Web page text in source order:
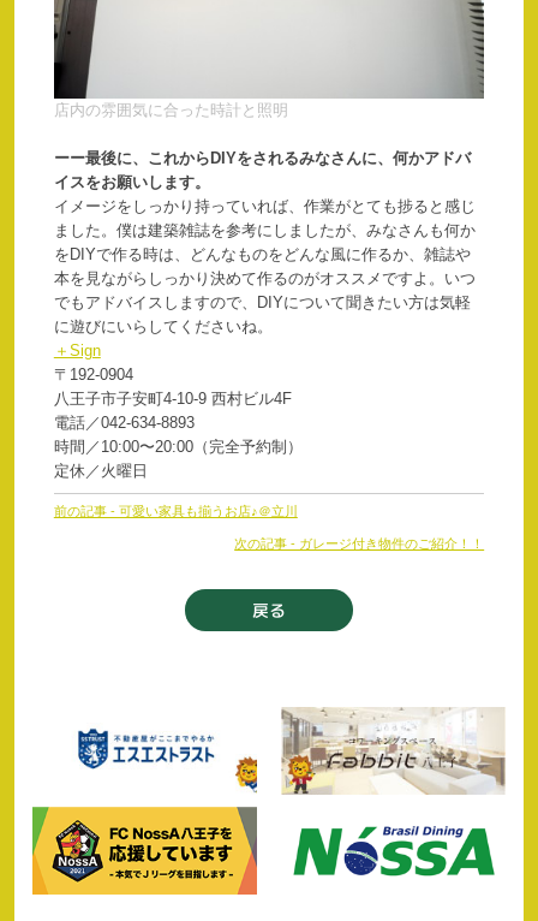
店内の雰囲気に合った時計と照明
ーー最後に、これからDIYをされるみなさんに、何かアドバ
イスをお願いします。
イメージをしっかり持っていれば、作業がとても捗ると感じ
ました。僕は建築雑誌を参考にしましたが、みなさんも何か
をDIYで作る時は、どんなものをどんな風に作るか、雑誌や
本を見ながらしっかり決めて作るのがオススメですよ。いつ
でもアドバイスしますので、DIYについて聞きたい方は気軽
に遊びにいらしてくださいね。
＋Sign
〒192-0904
八王子市子安町4-10-9 西村ビル4F
電話／042-634-8893
時間／10:00〜20:00（完全予約制）
定休／火曜日
前
前の記事 - 可愛い家具も揃うお店♪＠立川
次の記事 - ガレージ付き物件のご紹介！！
戻る